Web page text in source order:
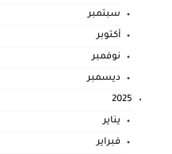
سبتمبر
أكتوبر
نوفمبر
ديسمبر
2025
يناير
فبراير